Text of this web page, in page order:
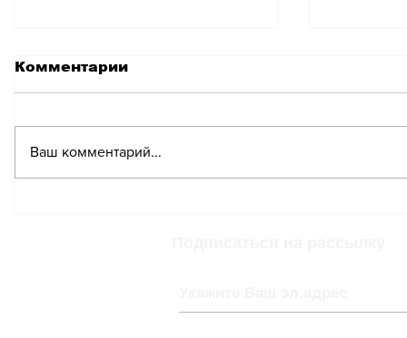
Комментарии
Ваш комментарий...